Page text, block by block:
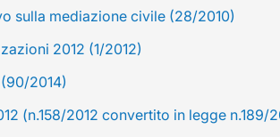
sulla mediazione civile (28/2010)
2012 (1/2012)
2014)
(n.158/2012 convertito in legge n.189/